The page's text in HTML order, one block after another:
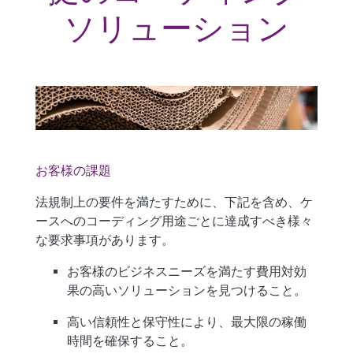
ソリューション
お客様の課題
法規制上の要件を満たすために、下記を含め、 ケ
ースへのコーディング用途ごとに達成すべき様々
な要求事項があります。
お客様のビジネスニーズを満たす費用対効
果の高いソリューションを見つけること。
高い信頼性と保守性により、最大限の稼働
時間を確保すること。